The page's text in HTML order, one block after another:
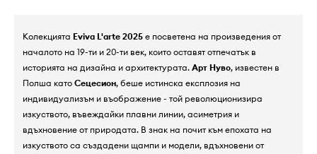
Колекцията Eviva L'arte 2025 е посветена на произведения от
началото на 19-ти и 20-ти век, които оставят отпечатък в
историята на дизайна и архитектурата. Арт Нуво, известен в
Полша като Сецесион, беше истинска експлозия на
индивидуализъм и въображение - той революционизира
изкуството, въвеждайки плавни линии, асиметрия и
вдъхновение от природата. В знак на почит към епохата на
изкуството са създадени щампи и модели, вдъхновени от